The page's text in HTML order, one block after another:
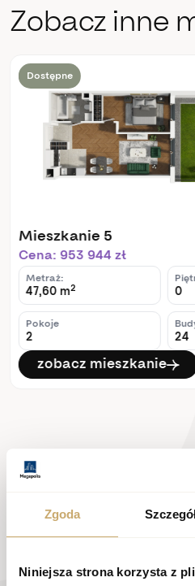
Zgoda
Niniejsza strona korzysta z
Zobacz inne
Dostępne
Mieszkanie 5
Cena: 953 944 zł
Metraż:
47,60 m2 0
Pokoje
2 24
zobacz mieszkanie